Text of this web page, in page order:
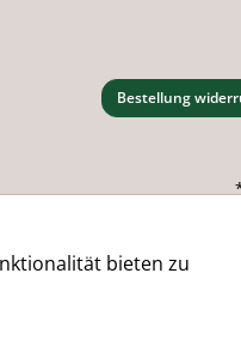
Bestellung
bieten zu